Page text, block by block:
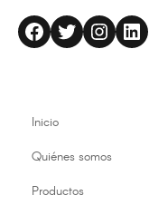
altaflex Twitter Instagram LinkedIn
Inicio
Quiénes somos
Productos